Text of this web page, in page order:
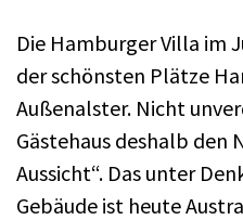
Die Hamburger Villa im
der schönsten Plätze
Außenalster. Nicht
Gästehaus deshalb den
Aussicht“. Das unter
Gebäude ist heute